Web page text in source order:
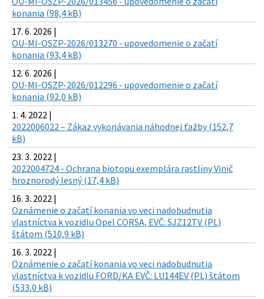
konania (98,4 kB)
17. 6. 2026 |
OU-MI-OSZP-2026/013270 - upovedomenie o začatí
konania (93,4 kB)
12. 6. 2026 |
OU-MI-OSZP-2026/012296 - upovedomenie o začatí
konania (92,0 kB)
1. 4. 2022 |
2022006022 – Zákaz vykonávania náhodnej ťažby (152,7
kB)
23. 3. 2022 |
2022004724 - Ochrana biotopu exemplára rastliny Vinič
hroznorodý lesný (17,4 kB)
16. 3. 2022 |
Oznámenie o začatí konania vo veci nadobudnutia
vlastníctva k vozidlu Opel CORSA, EVČ: SJZ12TV (PL)
štátom (510,9 kB)
16. 3. 2022 |
Oznámenie o začatí konania vo veci nadobudnutia
vlastníctva k vozidlu FORD/KA EVČ: LU144EV (PL) štátom
(533,0 kB)